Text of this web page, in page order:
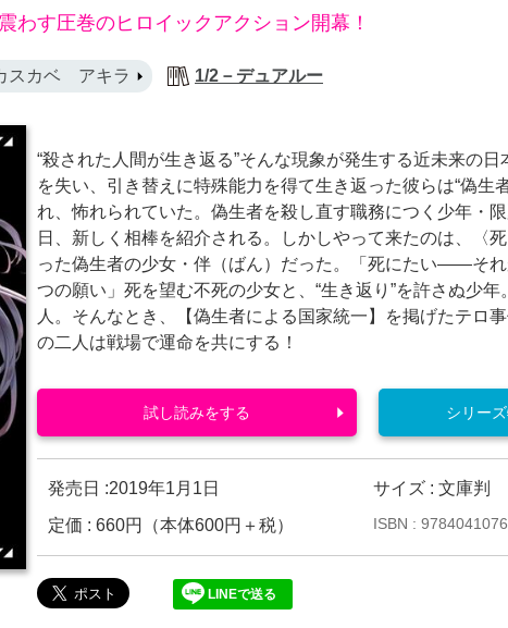
わす圧巻のヒロイックアクション開幕！
スカベ アキラ 1/2－デュアルー
“殺された人間が生き返る”そんな現象が発生する近未来の
を失い、引き替えに特殊能力を得て生き返った彼らは“偽生
れ、怖れられていた。偽生者を殺し直す職務につく少年・
日、新しく相棒を紹介される。しかしやって来たのは、〈
った偽生者の少女・伴（ばん）だった。「死にたい――そ
つの願い」死を望む不死の少女と、“生き返り”を許さぬ少
人。そんなとき、【偽生者による国家統一】を掲げたテ
の二人は戦場で運命を共にする！
発売日 :2019年1月1日
サイズ : 文庫判
定価 : 660円（本体600円＋税）
ISBN :
LINEで送る
試し読みをする シリー